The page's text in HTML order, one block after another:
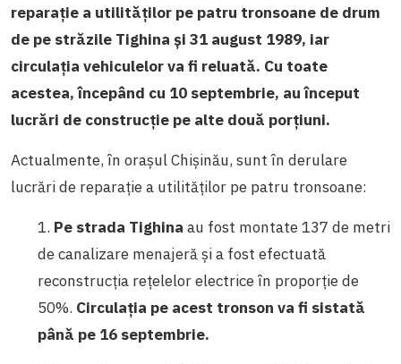
reparație a utilităților pe patru tronsoane de drum
de pe străzile Tighina și 31 august 1989, iar
circulația vehiculelor va fi reluată. Cu toate
acestea, începând cu 10 septembrie, au început
lucrări de construcție pe alte două porțiuni.
Actualmente, în orașul Chișinău, sunt în derulare
lucrări de reparație a utilităților pe patru tronsoane:
1. Pe strada Tighina au fost montate 137 de metri
de canalizare menajeră și a fost efectuată
reconstrucția rețelelor electrice în proporție de
50%. Circulația pe acest tronson va fi sistată
până pe 16 septembrie.